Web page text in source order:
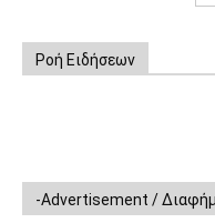
Ροή Ειδήσεων
-Advertisement /